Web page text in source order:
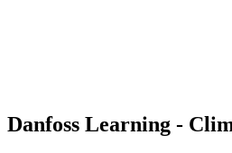
Danfoss Learning -